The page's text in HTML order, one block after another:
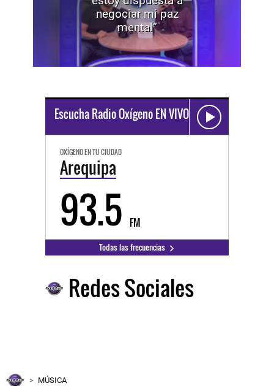
negociar mi paz
mental”
Escucha Radio Oxígeno EN VIVO
OXÍGENO EN TU CIUDAD
Arequipa
93.5 FM
Todas las frecuencias
Redes Sociales
MÚSICA